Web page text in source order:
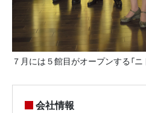
７月には５館目がオープンする「ニ
会社情報